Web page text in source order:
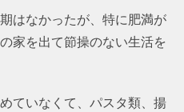
はなかったが、特に肥満が
家を出て節操のない生活を
ていなくて、パスタ類、揚